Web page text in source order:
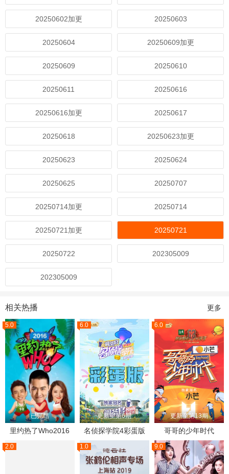
20250602加更 20250603
20250604 20250609加更
20250609 20250610
20250611 20250616
20250616加更 20250617
20250618 20250623加更
20250623 20250624
20250625 20250707
20250714加更 20250714
20250721加更 20250721
20250722 202305009
202305009
相关热播 更多
5.0
已完结
里约热了Who2016
6.0
更新至第6期
名侦探学院4彩蛋版
6.0
更新至第13期
哥哥的少年时代
2.0 1.0 9.0